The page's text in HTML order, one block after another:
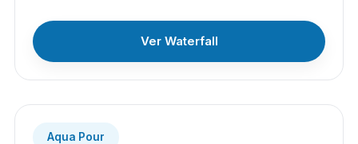
Ver Waterfall
Aqua Pour